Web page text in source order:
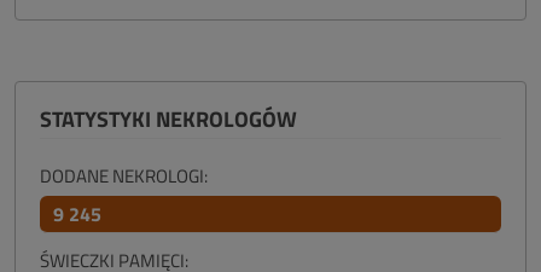
STATYSTYKI NEKROLOGÓW
DODANE NEKROLOGI:
9 245
ŚWIECZKI PAMIĘCI: